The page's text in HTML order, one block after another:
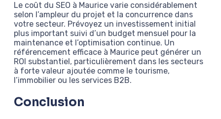
Le coût du SEO à Maurice varie considérablement
selon l’ampleur du projet et la concurrence dans
votre secteur. Prévoyez un investissement initial
plus important suivi d’un budget mensuel pour la
maintenance et l’optimisation continue. Un
référencement efficace à Maurice peut générer un
ROI substantiel, particulièrement dans les secteurs
à forte valeur ajoutée comme le tourisme,
l’immobilier ou les services B2B.
Conclusion